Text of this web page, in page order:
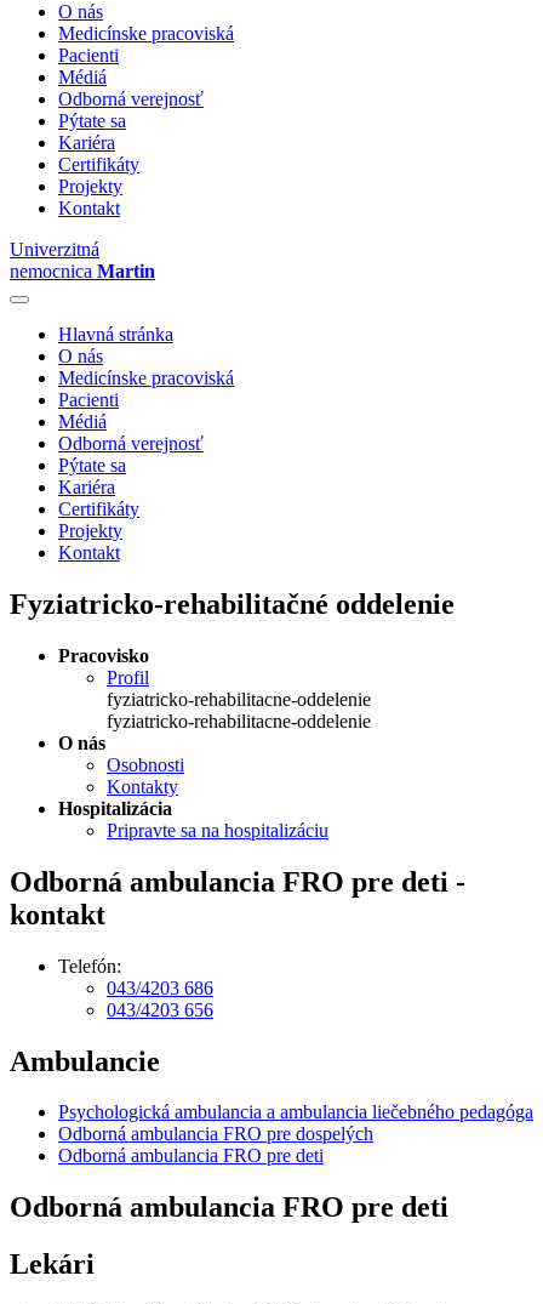
O nás
Medicínske pracoviská
Pacienti
Médiá
Odborná verejnosť
Pýtate sa
Kariéra
Certifikáty
Projekty
Kontakt
Univerzitná
nemocnica Martin
Hlavná stránka
O nás
Medicínske pracoviská
Pacienti
Médiá
Odborná verejnosť
Pýtate sa
Kariéra
Certifikáty
Projekty
Kontakt
Fyziatricko-rehabilitačné oddelenie
Pracovisko
Profil
fyziatricko-rehabilitacne-oddelenie
fyziatricko-rehabilitacne-oddelenie
O nás
Osobnosti
Kontakty
Hospitalizácia
Pripravte sa na hospitalizáciu
Odborná ambulancia FRO pre deti -
kontakt
Telefón:
043/4203 686
043/4203 656
Ambulancie
Psychologická ambulancia a ambulancia liečebného pedagóga
Odborná ambulancia FRO pre dospelých
Odborná ambulancia FRO pre deti
Odborná ambulancia FRO pre deti
Lekári